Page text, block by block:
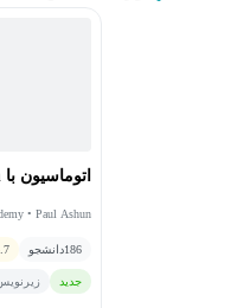
اتوماسیون با n8n و chatgpt
• Paul Ashun
186دانشجو
جدید